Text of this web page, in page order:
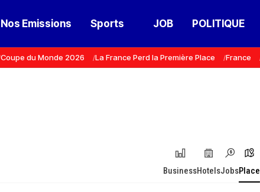
Nos Emissions Sports JOB POLITIQUE
Coupe du Monde 2026 La France Perd la Première Place France
BusinessHotelsJobsPlace